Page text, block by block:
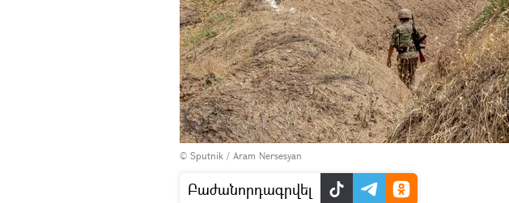
© Sputnik / Aram Nersesyan
Բաժանորդագրվել